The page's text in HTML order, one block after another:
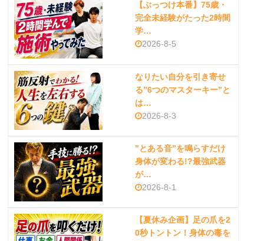
【ぶっつけ本番】75歳・
完全未経験がたった2時間
学…
2026-8-5
なりたい自分を引き寄せ
る”6つのマスターキー”と
は…
2026-8-3
”とある音”を鳴らすだけ
身体が変わる!?最強武器
が…
2026-8-1
【夏休み企画】足の爪を2
0秒トントン！身体の毒を